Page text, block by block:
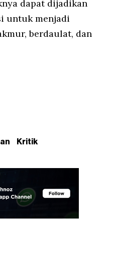
dapat dijadikan
untuk menjadi
berdaulat, dan
Kritik